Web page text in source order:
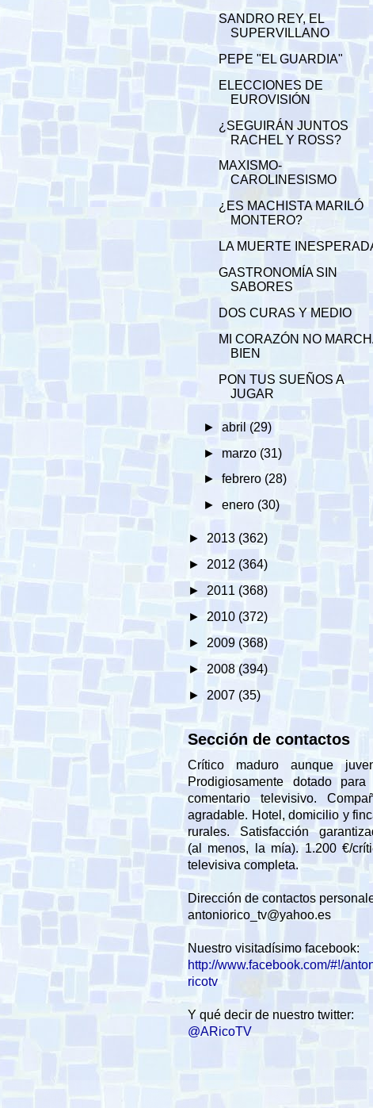
SANDRO REY, EL
SUPERVILLANO
PEPE "EL GUARDIA"
ELECCIONES DE
EUROVISIÓN
¿SEGUIRÁN JUNTOS
RACHEL Y ROSS?
MAXISMO-
CAROLINESISMO
¿ES MACHISTA MARILÓ
MONTERO?
LA MUERTE
GASTRONOMÍA SIN
SABORES
DOS CURAS Y MEDIO
MI CORAZÓN NO
BIEN
PON TUS SUEÑOS A
JUGAR
► abril (29)
► marzo(31)
► febrero (28)
► enero (30)
► 2013 (362)
► 2012 (364)
► 2011 (368)
► 2010 (372)
► 2009 (368)
► 2008(394)
► 2007 (35)
Sección de contactos
Crítico maduro aunque
Prodigiosamente dotado
comentario televisivo.
agradable. Hotel, domicilio y
rurales. Satisfacción
(al menos, la mía). 1.200 €/
televisiva completa.
Dirección de contactos
antoniorico_tv@yahoo.es
Nuestro visitadísimo facebook:
http://www.facebook.com/#!/
ricotv
Y qué decir de nuestro twitter:
@ARicoTV